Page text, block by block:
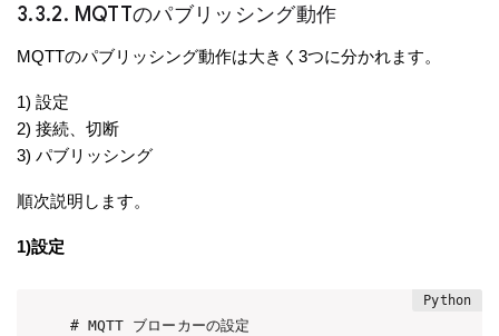
3.3.2. MQTTのパブリッシング動作
MQTTのパブリッシング動作は大きく3つに分かれます。
1) 設定
2) 接続、切断
3) パブリッシング
順次説明します。
1)設定
# MQTT ブローカーの設定